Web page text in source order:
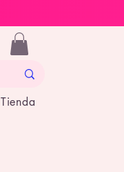
Tienda